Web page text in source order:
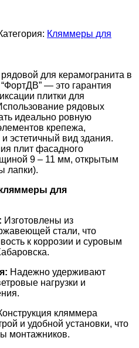
Кляммеры для
для керамогранита в
— это гарантия
плитки для
рядовых
идеально ровную
крепежа,
эстетичный вид здания.
плит фасадного
9 – 11 мм, открытым
лапки).
для
Изготовлены из
стали, что
к коррозии и суровым
Надежно удерживают
нагрузки и
кляммера
и удобной установки, что
монтажников.